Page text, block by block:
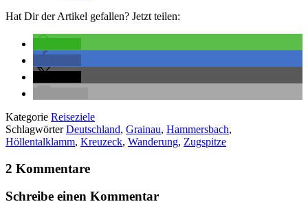
Hat Dir der Artikel gefallen? Jetzt teilen:
Kategorie Reiseziele
SchlagwörterDeutschland, Grainau, Hammersbach,
Höllentalklamm, Kreuzeck, Wanderung, Zugspitze
2 Kommentare
Schreibe einen Kommentar